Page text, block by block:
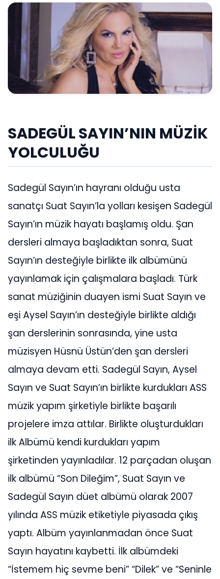
SADEGÜL SAYIN’NIN MÜZİK
YOLCULUĞU
Sadegül Sayın’ın hayranı olduğu usta
sanatçı Suat Sayın’la yolları kesişen Sadegül
Sayın’ın müzik hayatı başlamış oldu. Şan
dersleri almaya başladıktan sonra, Suat
Sayın’ın desteğiyle birlikte ilk albümünü
yayınlamak için çalışmalara başladı. Türk
sanat müziğinin duayen ismi Suat Sayın ve
eşi Aysel Sayın’ın desteğiyle birlikte aldığı
şan derslerinin sonrasında, yine usta
müzisyen Hüsnü Üstün’den şan dersleri
almaya devam etti. Sadegül Sayın, Aysel
Sayın ve Suat Sayın’ın birlikte kurdukları ASS
müzik yapım şirketiyle birlikte başarılı
projelere imza attılar. Birlikte oluşturdukları
ilk Albümü kendi kurdukları yapım
şirketinden yayınladılar. 12 parçadan oluşan
ilk albümü “Son Dileğim”, Suat Sayın ve
Sadegül Sayın düet albümü olarak 2007
yılında ASS müzik etiketiyle piyasada çıkış
yaptı. Albüm yayınlanmadan önce Suat
Sayın hayatını kaybetti. İlk albümdeki
“İstemem hiç sevme beni” “Dilek” ve “Seninle